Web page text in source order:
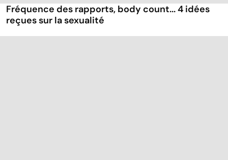
Fréquence des rapports, body count... 4 idées
reçues sur la sexualité